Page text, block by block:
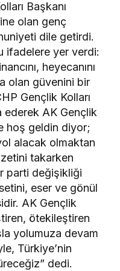
Başkanı
olan genç
dile getirdi.
ifadelere yer verdi:
heyecanını
olan güvenini bir
Gençlik Kolları
ederek AK Gençlik
hoş geldin diyor;
alacak olmaktan
takarken
parti değişikliği
eser ve gönül
AK Gençlik
ötekileştiren
yolumuza devam
Türkiye’nin
dedi.